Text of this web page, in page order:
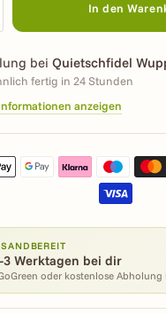
In den
bei Quietschfidel
fertig in 24 Stunden
anzeigen
Werktagen bei dir
oder kostenlose